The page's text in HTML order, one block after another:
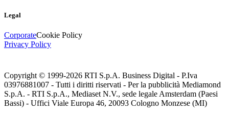
Legal
CorporateCookie Policy
Privacy Policy
Copyright © 1999-2026 RTI S.p.A. Business Digital - P.Iva
03976881007 - Tutti i diritti riservati - Per la pubblicità Mediamond
S.p.A. - RTI S.p.A., Mediaset N.V., sede legale Amsterdam (Paesi
Bassi) - Uffici Viale Europa 46, 20093 Cologno Monzese (MI)